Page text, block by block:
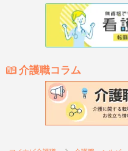
介護職コラム